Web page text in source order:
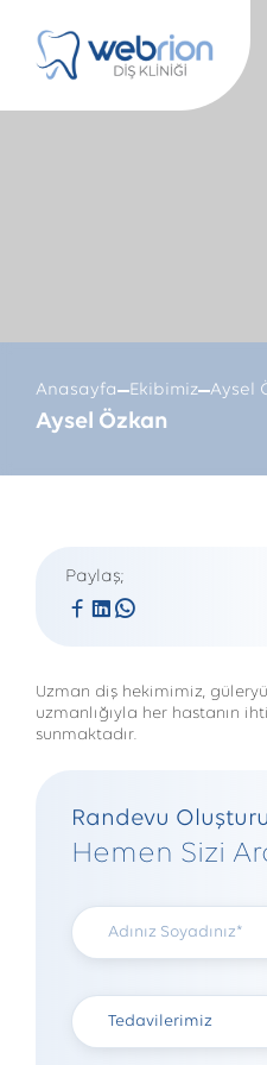
content
Anasayfa Ekibimiz Aysel
Aysel Özkan
Randevu
Hemen Sizi
Paylaş;
Uzman diş hekimimiz,
uzmanlığıyla her hastanın
sunmaktadır.